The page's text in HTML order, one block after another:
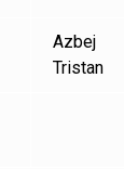
Azbej
Tristan